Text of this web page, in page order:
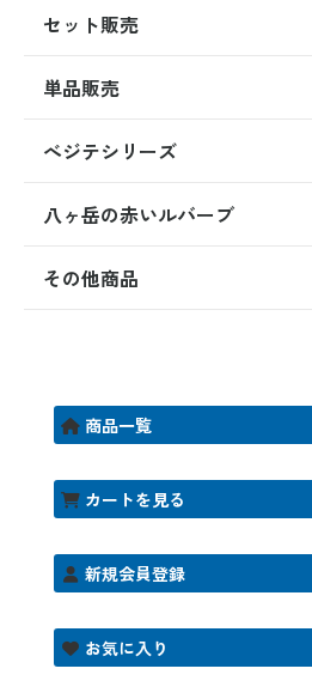
セット販売
単品販売
べジテシリーズ
八ヶ岳の赤いルバーブ
その他商品
商品一覧
カートを見る
新規会員登録
お気に入り